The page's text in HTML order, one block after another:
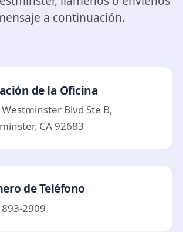
a continuación.
de la Oficina
Blvd Ste B,
CA 92683
de Teléfono
2909